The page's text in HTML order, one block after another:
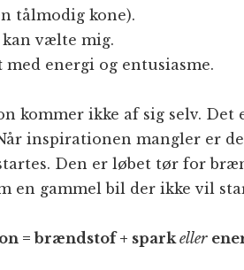
tålmodig kone).
vælte mig.
med energi og entusiasme.
kommer ikke af sig selv.
inspirationen mangler er
Den er løbet tør for
en gammel bil der ikke vil
= brændstof + sparkeller